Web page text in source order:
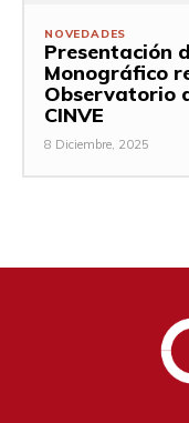
NOVEDADES
Presentación
Monográfico
Observatorio
CINVE
8 Diciembre, 2025